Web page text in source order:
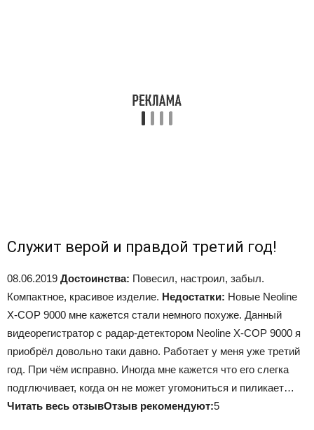
Служит верой и правдой третий год!
08.06.2019 Достоинства: Повесил, настроил, забыл.
Компактное, красивое изделие. Недостатки: Новые Neoline
X-COP 9000 мне кажется стали немного похуже. Данный
видеорегистратор с радар-детектором Neoline X-COP 9000 я
приобрёл довольно таки давно. Работает у меня уже третий
год. При чём исправно. Иногда мне кажется что его слегка
подглючивает, когда он не может угомониться и пиликает…
Читать весь отзывОтзыв рекомендуют:5